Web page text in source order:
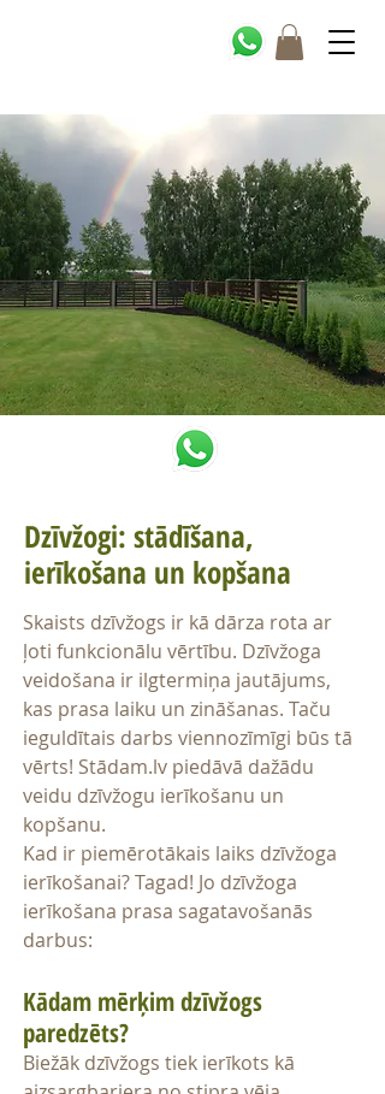
Dzīvžogi: stādīšana,
ierīkošana un kopšana
Skaists dzīvžogs ir kā dārza rota ar
ļoti funkcionālu vērtību. Dzīvžoga
veidošana ir ilgtermiņa jautājums,
kas prasa laiku un zināšanas. Taču
ieguldītais darbs viennozīmīgi būs tā
vērts! Stādam.lv piedāvā dažādu
veidu dzīvžogu ierīkošanu un
kopšanu.
Kad ir piemērotākais laiks dzīvžoga
ierīkošanai? Tagad! Jo dzīvžoga
ierīkošana prasa sagatavošanās
darbus:
Kādam mērķim dzīvžogs
paredzēts?
Biežāk dzīvžogs tiek ierīkots kā